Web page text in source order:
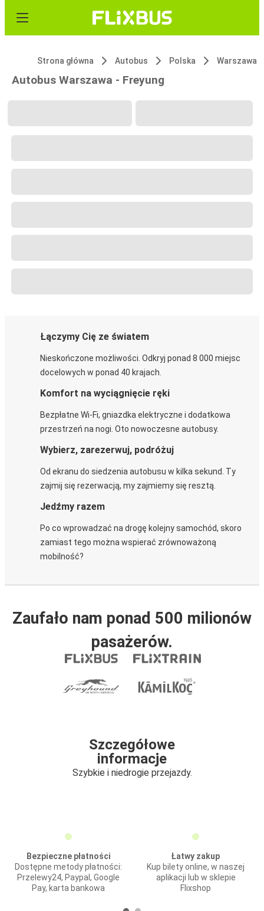
Strona główna Autobus Polska Warszawa
Autobus Warszawa - Freyung
Łączymy Cię ze światem
Nieskończone możliwości. Odkryj ponad 8 000 miejsc
docelowych w ponad 40 krajach.
Komfort na wyciągnięcie ręki
Bezpłatne Wi-Fi, gniazdka elektryczne i dodatkowa
przestrzeń na nogi. Oto nowoczesne autobusy.
Wybierz, zarezerwuj, podróżuj
Od ekranu do siedzenia autobusu w kilka sekund. Ty
zajmij się rezerwacją, my zajmiemy się resztą.
Jedźmy razem
Po co wprowadzać na drogę kolejny samochód, skoro
zamiast tego można wspierać zrównoważoną
mobilność?
Zaufało nam ponad 500 milionów
pasażerów.
Szczegółowe
informacje
Szybkie i niedrogie przejazdy.
Bezpieczne płatności
Dostępne metody płatności:
Przelewy24, Paypal, Google
Pay, karta bankowa
Łatwy zakup
Kup bilety online, w naszej
aplikacji lub w sklepie
Flixshop